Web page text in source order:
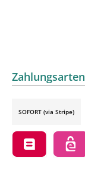
Zahlungsarten
SOFORT (via Stripe)